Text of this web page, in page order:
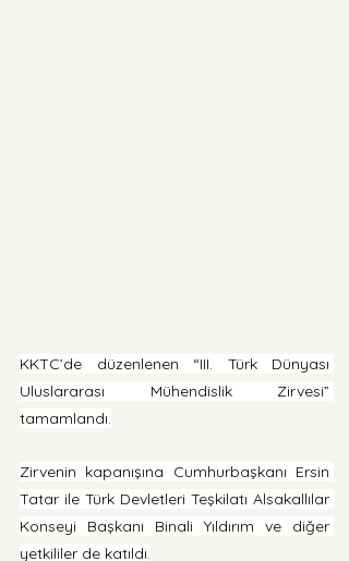
KKTC’de düzenlenen “III. Türk Dünyası
Uluslararası Mühendislik Zirvesi”
tamamlandı.
Zirvenin kapanışına Cumhurbaşkanı Ersin
Tatar ile Türk Devletleri Teşkilatı Alsakallılar
Konseyi Başkanı Binali Yıldırım ve diğer
yetkililer de katıldı.